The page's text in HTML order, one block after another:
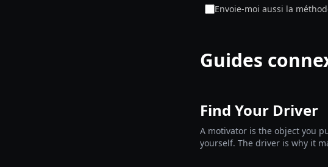
Envoie-moi aussi la
Guides
Find Your Driver
A motivator is the object you
yourself. The driver is why it